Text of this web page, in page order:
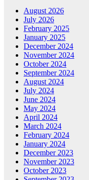
August 2026
July 2026
February 2025
January 2025
December 2024
November 2024
October 2024
September 2024
August 2024
July 2024
June 2024
May 2024
April 2024
March 2024
February 2024
January 2024
December 2023
November 2023
October 2023